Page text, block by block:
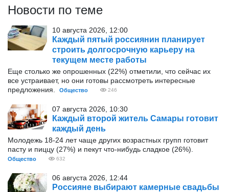
Новости по теме
10 августа 2026, 12:00
Каждый пятый россиянин планирует
строить долгосрочную карьеру на
текущем месте работы
Еще столько же опрошенных (22%) отметили, что сейчас их
все устраивает, но они готовы рассмотреть интересные
предложения.
Общество 246
07 августа 2026, 10:30
Каждый второй житель Самары готовит
каждый день
Молодежь 18-24 лет чаще других возрастных групп готовит
пасту и пиццу (27%) и пекут что-нибудь сладкое (26%).
Общество 632
06 августа 2026, 12:44
Россияне выбирают камерные свадьбы